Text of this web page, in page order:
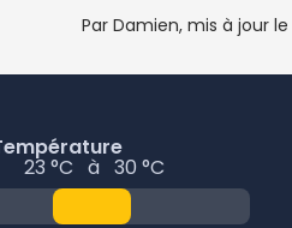
Par Damien, mis à jour le
23 °C à 30 °C